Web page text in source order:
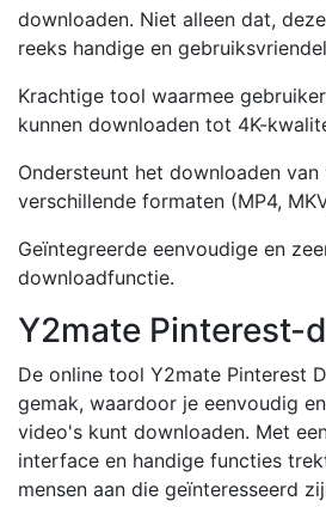
downloaden. Niet alleen dat,
reeks handige en
Krachtige tool waarmee
kunnen downloaden tot 4K-
Ondersteunt het downloaden
verschillende formaten (MP4,
Geïntegreerde eenvoudige en
downloadfunctie.
Y2mate Pinterest-
De online tool Y2mate Pinterest
gemak, waardoor je eenvoudig
video's kunt downloaden. Met
interface en handige functies
mensen aan die geïnteresseerd